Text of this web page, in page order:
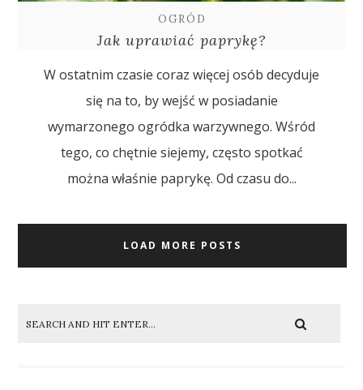
OGRÓD
Jak uprawiać paprykę?
W ostatnim czasie coraz więcej osób decyduje
się na to, by wejść w posiadanie
wymarzonego ogródka warzywnego. Wśród
tego, co chętnie siejemy, często spotkać
można właśnie paprykę. Od czasu do...
LOAD MORE POSTS